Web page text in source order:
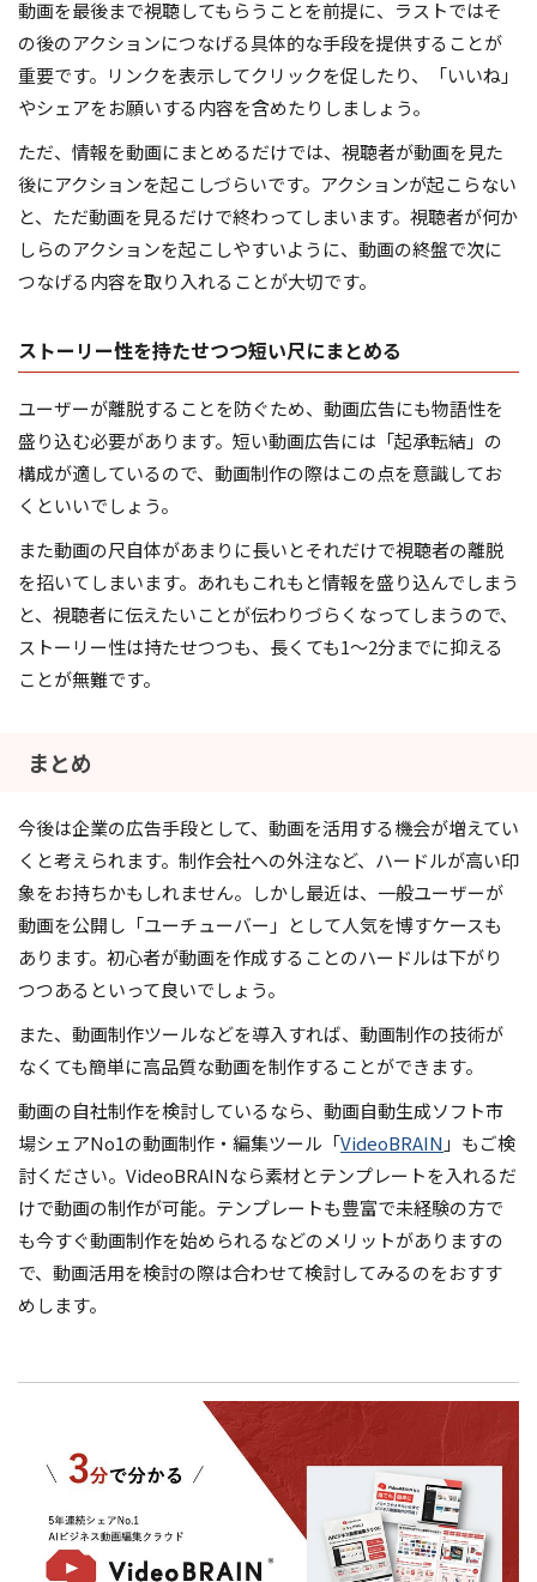
動画を最後まで視聴してもらうことを前提に、ラストではそ
の後のアクションにつなげる具体的な手段を提供することが
重要です。リンクを表示してクリックを促したり、「いいね」
やシェアをお願いする内容を含めたりしましょう。
ただ、情報を動画にまとめるだけでは、視聴者が動画を見た
後にアクションを起こしづらいです。アクションが起こらない
と、ただ動画を見るだけで終わってしまいます。視聴者が何か
しらのアクションを起こしやすいように、動画の終盤で次に
つなげる内容を取り入れることが大切です。
ストーリー性を持たせつつ短い尺にまとめる
ユーザーが離脱することを防ぐため、動画広告にも物語性を
盛り込む必要があります。短い動画広告には「起承転結」の
構成が適しているので、動画制作の際はこの点を意識してお
くといいでしょう。
また動画の尺自体があまりに長いとそれだけで視聴者の離脱
を招いてしまいます。あれもこれもと情報を盛り込んでしまう
と、視聴者に伝えたいことが伝わりづらくなってしまうので、
ストーリー性は持たせつつも、長くても1～2分までに抑える
ことが無難です。
まとめ
今後は企業の広告手段として、動画を活用する機会が増えてい
くと考えられます。制作会社への外注など、ハードルが高い印
象をお持ちかもしれません。しかし最近は、一般ユーザーが
動画を公開し「ユーチューバー」として人気を博すケースも
あります。初心者が動画を作成することのハードルは下がり
つつあるといって良いでしょう。
また、動画制作ツールなどを導入すれば、動画制作の技術が
なくても簡単に高品質な動画を制作することができます。
動画の自社制作を検討しているなら、動画自動生成ソフト市
場シェアNo1の動画制作・編集ツール「VideoBRAIN 」もご検
討ください。VideoBRAINなら素材とテンプレートを入れるだ
けで動画の制作が可能。テンプレートも豊富で未経験の方で
も今すぐ動画制作を始められるなどのメリットがありますの
で、動画活用を検討の際は合わせて検討してみるのをおすす
めします。